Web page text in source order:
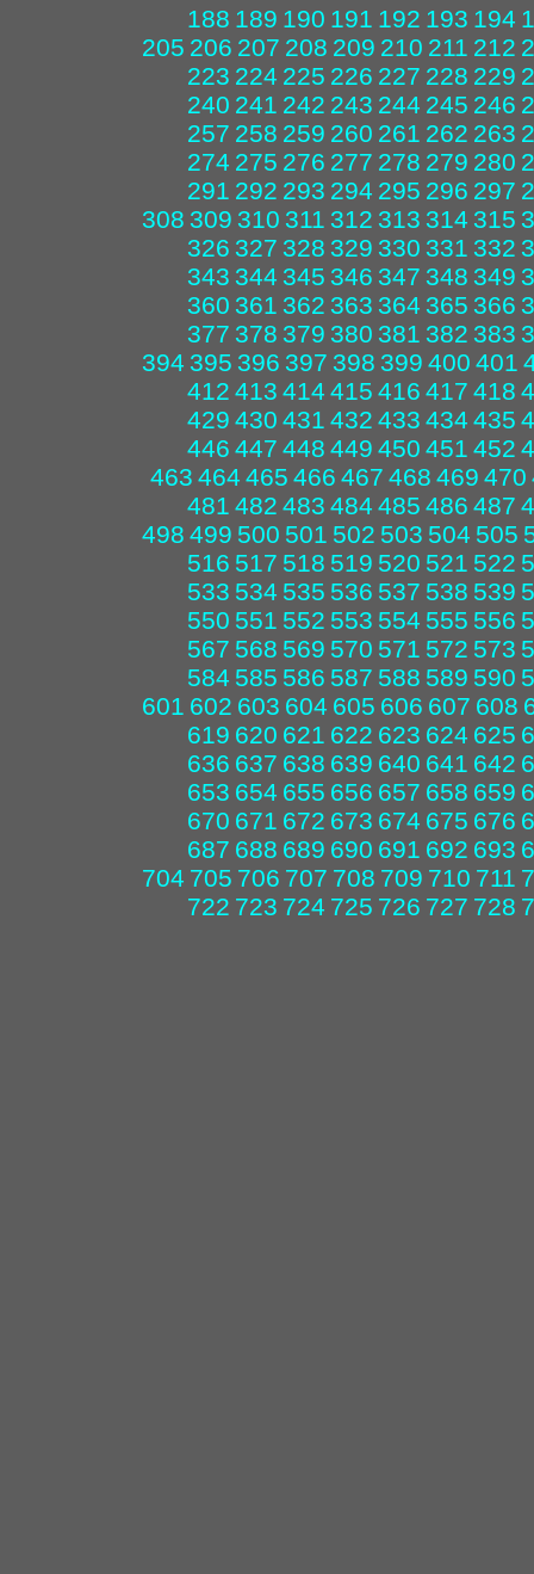
188 189 190 191 192 193 194
205 206 207 208 209 210 211 212
223 224 225 226 227 228 229
240 241 242 243 244 245 246
257 258 259 260 261 262 263
274 275 276 277 278 279 280
291 292 293 294 295 296 297
308 309 310 311 312 313 314 315
326 327 328 329 330 331 332
343 344 345 346 347 348 349
360 361 362 363 364 365 366
377 378 379 380 381 382 383
394 395 396 397 398 399 400 401
412 413 414 415 416 417 418
429 430 431 432 433 434 435
446 447 448 449 450 451 452
463 464 465 466 467 468 469 470
481 482 483 484 485 486 487
498 499 500 501 502 503 504 505
516 517 518 519 520 521 522
533 534 535 536 537 538 539
550 551 552 553 554 555 556
567 568 569 570 571 572 573
584 585 586 587 588 589 590
601 602 603 604 605 606 607 608
619 620 621 622 623 624 625
636 637 638 639 640 641 642
653 654 655 656 657 658 659
670 671 672 673 674 675 676
687 688 689 690 691 692 693
704 705 706 707 708 709 710 711
722 723 724 725 726 727 728